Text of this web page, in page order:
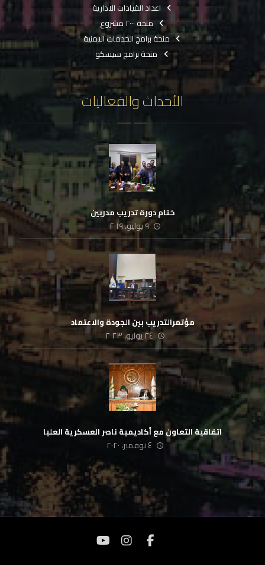
اعداد القيادات الادارية
منحة ٢٠٠٠ مشروع
منحة برامج الخدمات الامنية
منحة برامج سيسكو
الأحداث والفعاليات
ختام دورة تدريب مدربين
٩ يوليو، ٢٠١٩
مؤتمرالتدريب بين الجودة والاعتماد
٢٤ يوليو، ٢٠٢٣
اتفاقية التعاون مع أكاديمية ناصر العسكرية العليا
٤ نوفمبر، ٢٠٢٠